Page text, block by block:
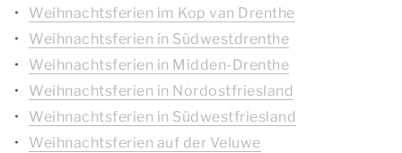
Weihnachtsferien im Kop van Drenthe
Weihnachtsferien in Südwestdrenthe
Weihnachtsferien in Midden-Drenthe
Weihnachtsferien in Nordostfriesland
Weihnachtsferien in Südwestfriesland
Weihnachtsferien auf der Veluwe